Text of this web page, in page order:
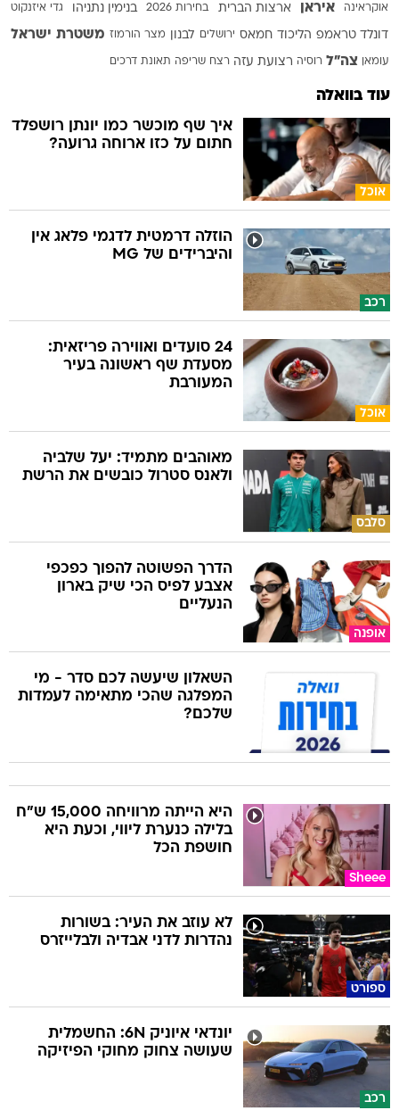
אוקראינה איראן ארצות הברית בחירות 2026 בנימין נתניהו גדי איזנקוט
דונלד טראמפ הליכוד חמאס ירושלים לבנון מצר הורמוז משטרת ישראל
עומאן צה"ל רוסיה רצועת עזה רצח שריפה תאונת דרכים
עוד בוואלה
אוכל
איך שף מוכשר כמו יונתן רושפלד
חתום על כזו ארוחה גרועה?
רכב
הוזלה דרמטית לדגמי פלאג אין
והיברידים של MG
אוכל
24 סועדים ואווירה פריזאית:
מסעדת שף ראשונה בעיר
המעורבת
סלבס
מאוהבים מתמיד: יעל שלביה
ולאנס סטרול כובשים את הרשת
אופנה
הדרך הפשוטה להפוך כפכפי
אצבע לפיס הכי שיק בארון
הנעליים
השאלון שיעשה לכם סדר - מי
המפלגה שהכי מתאימה לעמדות
שלכם?
Sheee
היא הייתה מרוויחה 15,000 ש"ח
בלילה כנערת ליווי, וכעת היא
חושפת הכל
ספורט
לא עוזב את העיר: בשורות
נהדרות לדני אבדיה ולבלייזרס
רכב
יונדאי איוניק 6N: החשמלית
שעושה צחוק מחוקי הפיזיקה